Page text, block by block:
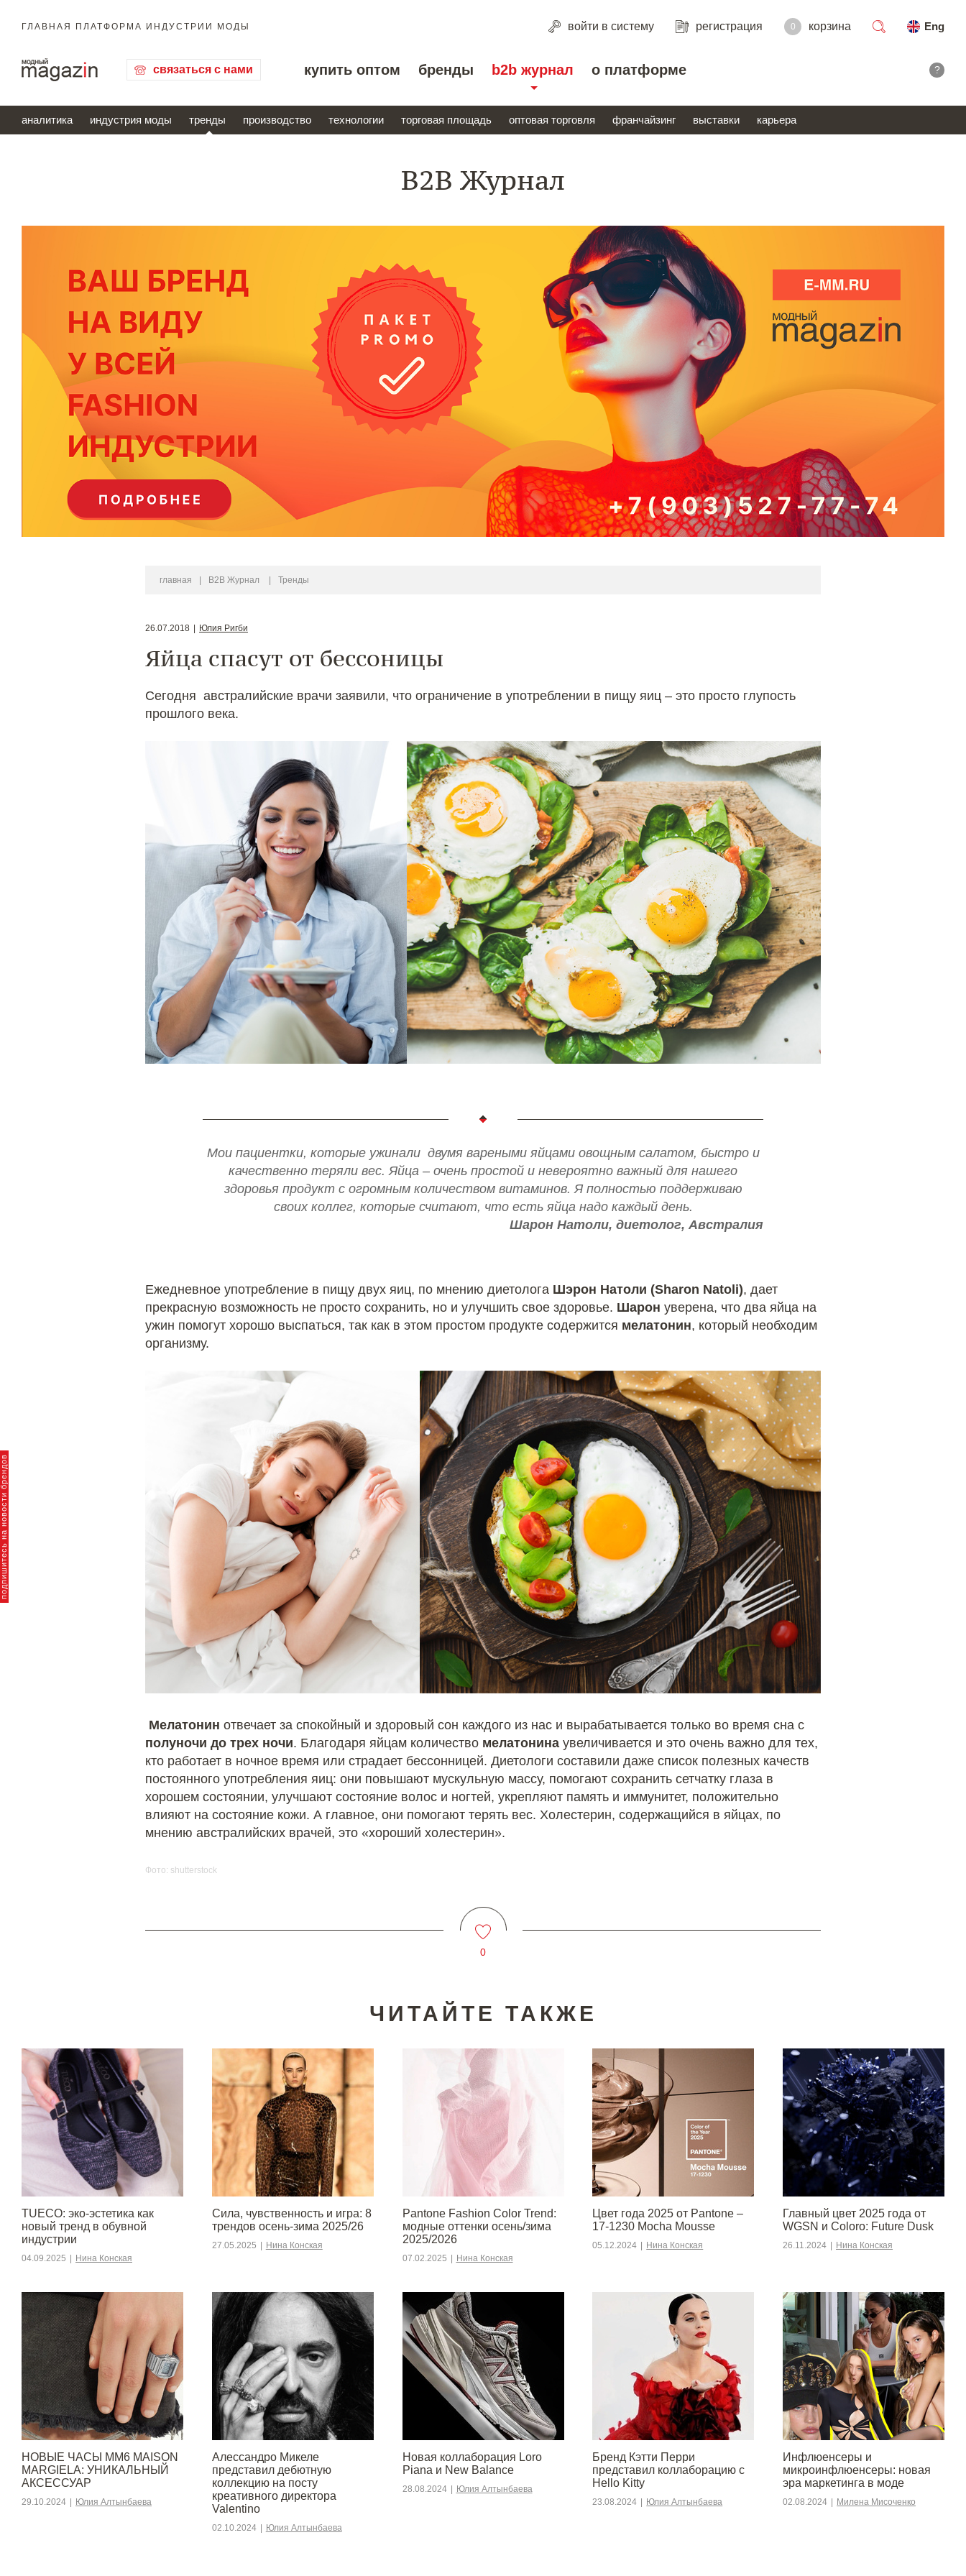
брендов
ГЛАВНАЯ ПЛАТФОРМА ИНДУСТРИИ МОДЫ войти в систему регистрация 0 корзина
Eng
связаться с нами купить оптом бренды b2b журнал о платформе ?
аналитика индустрия моды тренды производство технологии торговая площадь оптовая торговля франчайзинг выставки карьера
B2B Журнал
главная B2B Журнал Тренды
26.07.2018 Юлия Ригби
Яйца спасут от бессоницы
Сегодня австралийские врачи заявили, что ограничение в употреблении в пищу яиц – это просто глупость
прошлого века.
Мои пациентки, которые ужинали двумя вареными яйцами овощным салатом, быстро и
качественно теряли вес. Яйца – очень простой и невероятно важный для нашего
здоровья продукт с огромным количеством витаминов. Я полностью поддерживаю
своих коллег, которые считают, что есть яйца надо каждый день.
Шарон Натоли, диетолог, Австралия
Ежедневное употребление в пищу двух яиц, по мнению диетолога Шэрон Натоли (Sharon Natoli), дает
прекрасную возможность не просто сохранить, но и улучшить свое здоровье. Шарон уверена, что два яйца на
ужин помогут хорошо выспаться, так как в этом простом продукте содержится мелатонин, который необходим
организму.
Мелатонин отвечает за спокойный и здоровый сон каждого из нас и вырабатывается только во время сна с
полуночи до трех ночи. Благодаря яйцам количество мелатонина увеличивается и это очень важно для тех,
кто работает в ночное время или страдает бессонницей. Диетологи составили даже список полезных качеств
постоянного употребления яиц: они повышают мускульную массу, помогают сохранить сетчатку глаза в
хорошем состоянии, улучшают состояние волос и ногтей, укрепляют память и иммунитет, положительно
влияют на состояние кожи. А главное, они помогают терять вес. Холестерин, содержащийся в яйцах, по
мнению австралийских врачей, это «хороший холестерин».
Фото: shutterstock
0
ЧИТАЙТЕ ТАКЖЕ
TUECO: эко-эстетика как
новый тренд в обувной
индустрии
04.09.2025 Нина Конская
Сила, чувственность и игра: 8
трендов осень-зима 2025/26
27.05.2025 Нина Конская
Pantone Fashion Color Trend:
модные оттенки осень/зима
2025/2026
07.02.2025 Нина Конская
Цвет года 2025 от Pantone –
17-1230 Mocha Mousse
05.12.2024 Нина Конская
Главный цвет 2025 года от
WGSN и Coloro: Future Dusk
26.11.2024 Нина Конская
НОВЫЕ ЧАСЫ MM6 MAISON
MARGIELA: УНИКАЛЬНЫЙ
АКСЕССУАР
29.10.2024 Юлия Алтынбаева
Алессандро Микеле
представил дебютную
коллекцию на посту
креативного директора
Valentino
02.10.2024 Юлия Алтынбаева
Новая коллаборация Loro
Piana и New Balance
28.08.2024 Юлия Алтынбаева
Бренд Кэтти Перри
представил коллаборацию с
Hello Kitty
23.08.2024 Юлия Алтынбаева
Инфлюенсеры и
микроинфлюенсеры: новая
эра маркетинга в моде
02.08.2024 Милена Мисоченко